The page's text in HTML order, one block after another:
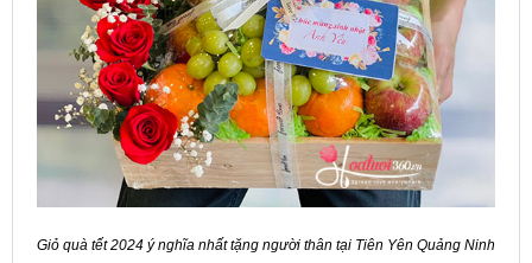
Giỏ quà tết 2024 ý nghĩa nhất tặng người thân tại Tiên Yên Quảng Ninh